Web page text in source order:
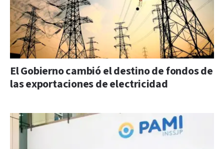
El Gobierno cambió el destino de fondos de
las exportaciones de electricidad